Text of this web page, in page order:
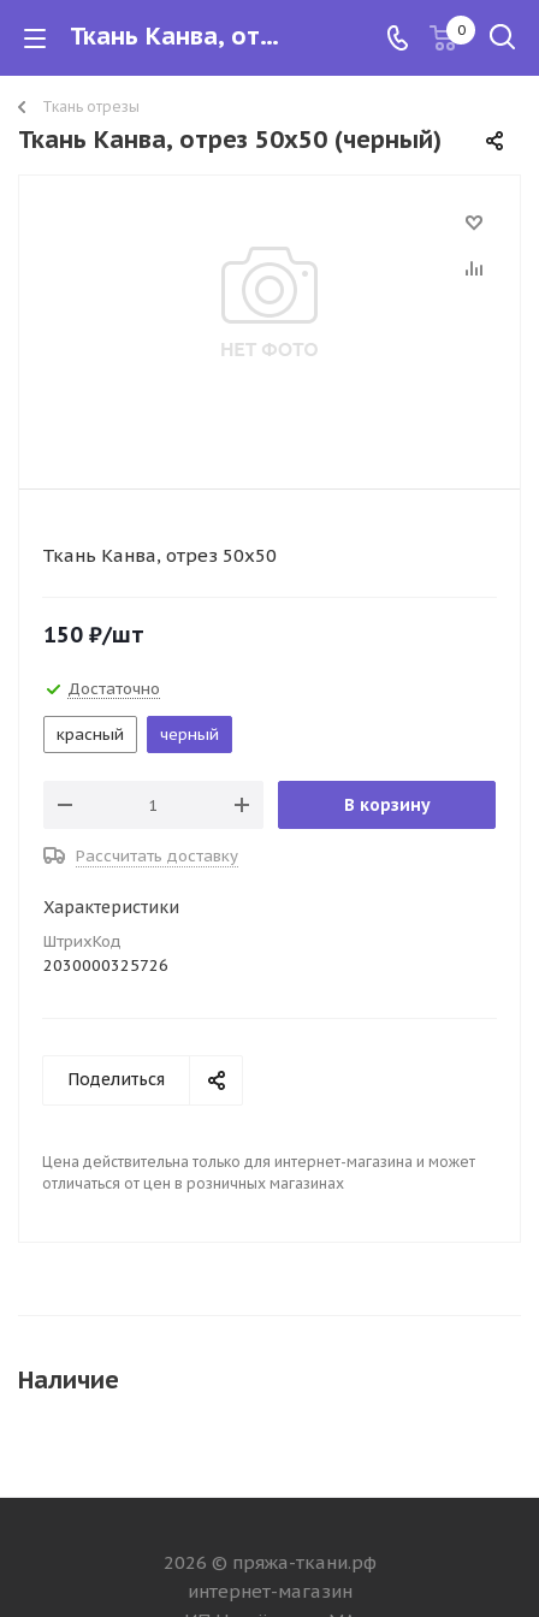
Ткань Канва, отрез 50х50 0
Ткань отрезы
Ткань Канва, отрез 50х50 (черный)
Ткань Канва, отрез 50х50
150 ₽/шт
Достаточно
красный черный
В корзину
Рассчитать доставку
Характеристики
ШтрихКод
2030000325726
Поделиться
Цена действительна только для интернет-магазина и может
отличаться от цен в розничных магазинах
Наличие
2026 © пряжа-ткани.рф
интернет-магазин